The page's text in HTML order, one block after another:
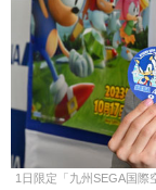
1日限定「九州SEGA国際